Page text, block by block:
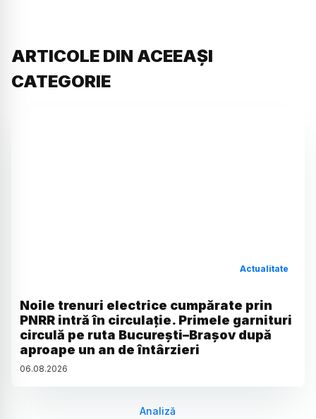
ARTICOLE DIN ACEEAȘI
CATEGORIE
Actualitate
Noile trenuri electrice cumpărate prin
PNRR intră în circulație. Primele garnituri
circulă pe ruta București–Brașov după
aproape un an de întârzieri
06.08.2026
Analiză